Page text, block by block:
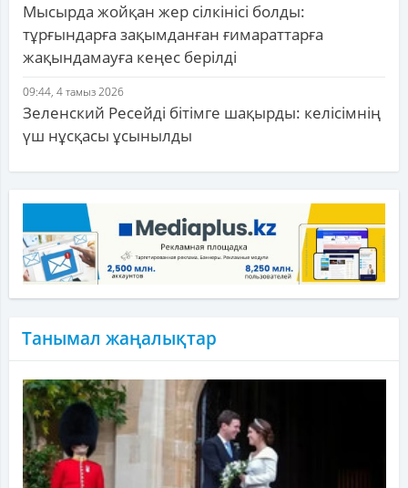
Мысырда жойқан жер сілкінісі болды:
тұрғындарға зақымданған ғимараттарға
жақындамауға кеңес берілді
09:44, 4 тамыз 2026
Зеленский Ресейді бітімге шақырды: келісімнің
үш нұсқасы ұсынылды
Танымал жаңалықтар